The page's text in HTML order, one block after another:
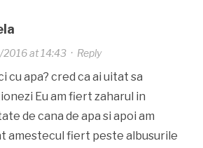
at 14:43· Reply
cu apa? cred ca ai uitat sa
Eu am fiert zaharul in
de cana de apa si apoi am
amestecul fiert peste albusurile